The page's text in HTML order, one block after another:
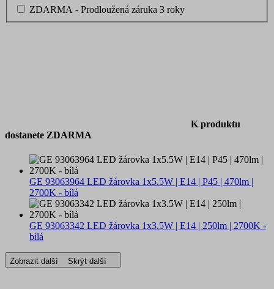
ZDARMA - Prodloužená záruka 3 roky
K produktu
dostanete ZDARMA
GE 93063964 LED žárovka 1x5.5W | E14 | P45 | 470lm |
2700K - bílá
GE 93063342 LED žárovka 1x3.5W | E14 | 250lm | 2700K -
bílá
Zobrazit další Skrýt další